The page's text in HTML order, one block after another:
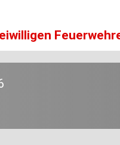
17:01 Uhr, F Wald 2